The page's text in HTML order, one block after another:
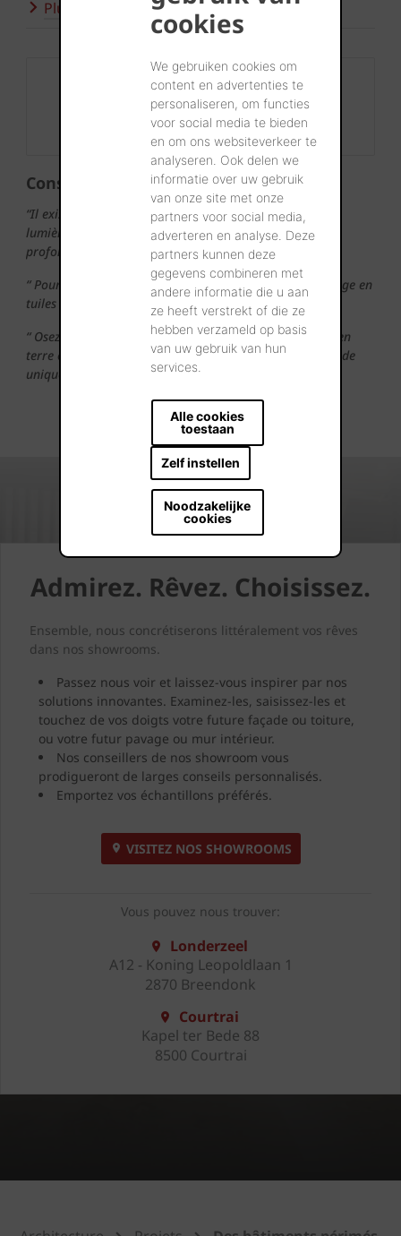
cookies
We gebruiken cookies om
content en advertenties te
personaliseren, om functies
voor social media te bieden
en om ons websiteverkeer te
analyseren. Ook delen we
informatie over uw gebruik
van onze site met onze
partners voor social media,
adverteren en analyse. Deze
partners kunnen deze
gegevens combineren met
andere informatie die u aan
ze heeft verstrekt of die ze
hebben verzameld op basis
van uw gebruik van hun
services.
Alle cookies
toestaan
Zelf instellen
Noodzakelijke
cookies
Plus d'inspiration
Contact
+32 56 24 96 38
info@wienerberger.be
Conseils
“Il existe des solutions pour faire pénétrer beaucoup de
lumière du jour, même dans les maisons mitoyennes
profondes.”
“ Pour la post-isolation des façades, envisagez un bardage en
tuiles terre cuite.”
“ Osez combiner des briques de parement ou des tuiles en
terre cuite de différentes couleurs. Le résultat? Une façade
unique.”
Admirez. Rêvez. Choisissez.
Ensemble, nous concrétiserons littéralement vos rêves
dans nos showrooms.
Passez nous voir et laissez-vous inspirer par nos
solutions innovantes. Examinez-les, saisissez-les et
touchez de vos doigts votre future façade ou toiture,
ou votre futur pavage ou mur intérieur.
Nos conseillers de nos showroom vous
prodigueront de larges conseils personnalisés.
Emportez vos échantillons préférés.
VISITEZ NOS SHOWROOMS
Vous pouvez nous trouver:
Londerzeel
A12 - Koning Leopoldlaan 1
2870 Breendonk
Courtrai
Kapel ter Bede 88
8500 Courtrai